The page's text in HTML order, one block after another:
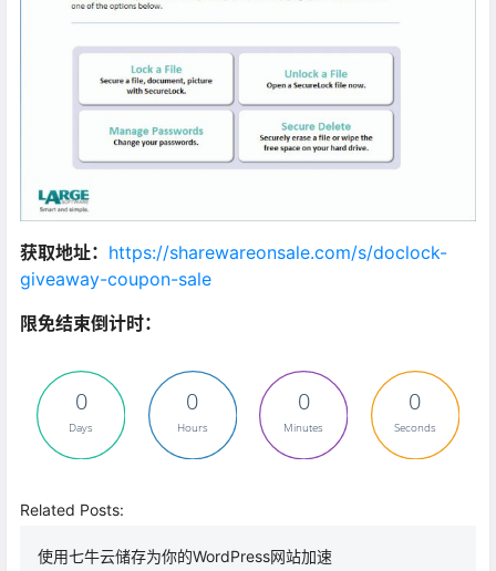
获取地址： https://sharewareonsale.com/s/doclock-
giveaway-coupon-sale
限免结束倒计时：
0
Days
0
Hours
0
Minutes
0
Seconds
Related Posts:
使用七牛云储存为你的WordPress网站加速